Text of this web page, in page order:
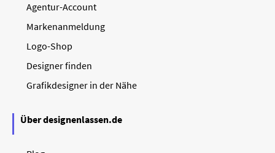
Agentur-Account
Markenanmeldung
Logo-Shop
Designer finden
Grafikdesigner in der Nähe
Über designenlassen.de